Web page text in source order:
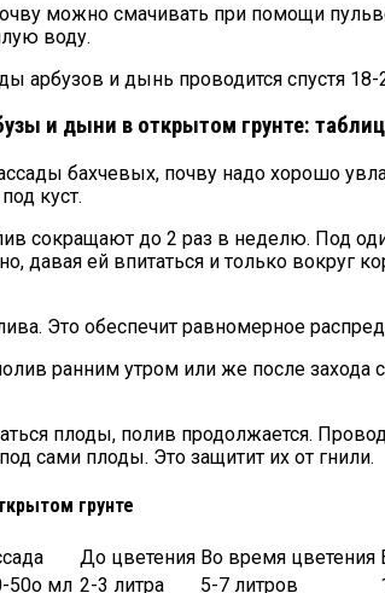
можно смачивать при помощи
воду.
арбузов и дынь проводится спустя
и дыни в открытом грунте:
бахчевых, почву надо хорошо
куст.
сокращают до 2 раз в неделю. Под
давая ей впитаться и только вокруг
Это обеспечит равномерное
ранним утром или же после
плоды, полив продолжается.
сами плоды. Это защитит их от гнили.
грунте
До цветения Во время цветения
50о мл 2-3 литра 5-7 литров